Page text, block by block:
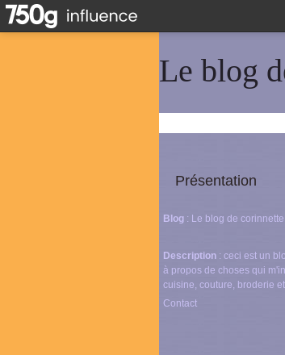
Le blog
Présentation
Blog : Le blog de corinnette
Description : ceci est un
à propos de choses qui
cuisine, couture, broderie
Contact